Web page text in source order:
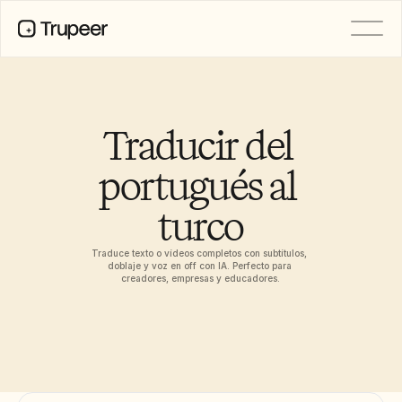
Traducir del
portugués al
turco
Traduce texto o vídeos completos con subtítulos,
doblaje y voz en off con IA. Perfecto para
creadores, empresas y educadores.
Base de conocimientos
Páginas compartidas
Grabación de pantalla con IA